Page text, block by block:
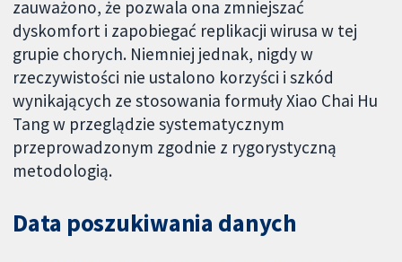
zauważono, że pozwala ona zmniejszać
dyskomfort i zapobiegać replikacji wirusa w tej
grupie chorych. Niemniej jednak, nigdy w
rzeczywistości nie ustalono korzyści i szkód
wynikających ze stosowania formuły Xiao Chai Hu
Tang w przeglądzie systematycznym
przeprowadzonym zgodnie z rygorystyczną
metodologią.
Data poszukiwania danych